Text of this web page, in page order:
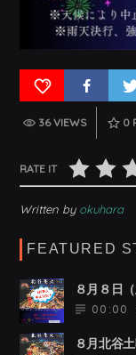
36 VIEWS 0
RATE IT
Written by okuhara
FEATURED
８月８日
00:00
８月北谷